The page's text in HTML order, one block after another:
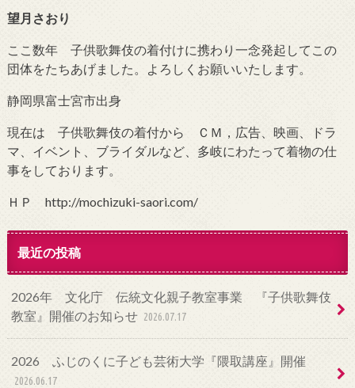
望月さおり
ここ数年 子供歌舞伎の着付けに携わり一念発起してこの
団体をたちあげました。よろしくお願いいたします。
静岡県富士宮市出身
現在は 子供歌舞伎の着付から ＣＭ，広告、映画、ドラ
マ、イベント、ブライダルなど、多岐にわたって着物の仕
事をしております。
ＨＰ http://mochizuki-saori.com/
最近の投稿
2026年 文化庁 伝統文化親子教室事業 『子供歌舞伎
教室』開催のお知らせ 2026.07.17
2026 ふじのくに子ども芸術大学『隈取講座』開催
2026.06.17